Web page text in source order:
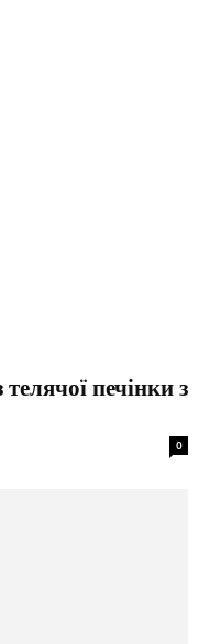
печінки з
0